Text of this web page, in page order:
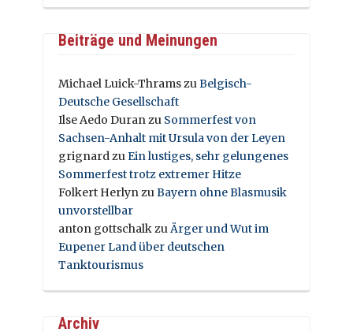
Beiträge und Meinungen
Michael Luick-ThramszuBelgisch-
Deutsche Gesellschaft
Ilse Aedo Duranzu Sommerfest von
Sachsen-Anhalt mit Ursula von der Leyen
grignardzuEin lustiges, sehr gelungenes
Sommerfest trotz extremer Hitze
Folkert HerlynzuBayern ohne Blasmusik
unvorstellbar
anton gottschalkzuÄrger und Wut im
Eupener Land über deutschen
Tanktourismus
Archiv